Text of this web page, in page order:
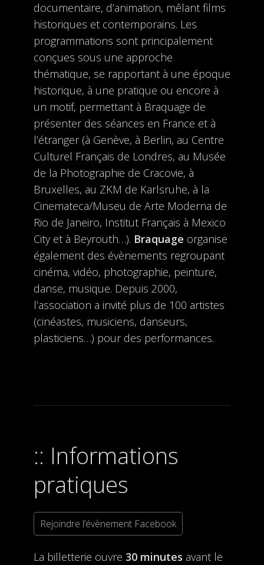
documentaire, d’animation, mêlant films
historiques et contemporains. Les
programmations sont principalement
conçues sous une approche
thématique, se rapportant à une époque
historique, à une pratique ou encore à
un motif, permettant à Braquage de
présenter des séances en France et à
l’étranger (à Genève, à Berlin, au Centre
Culturel Français de Londres, au Musée
de la Photographie de Cracovie, à
Bruxelles, au ZKM de Karlsruhe, à la
Cinemateca/Museu de Arte Moderna de
Rio de Janeiro, Institut Français à Mexico
City et à Beyrouth…). Braquage organise
également des évènements regroupant
cinéma, vidéo, photographie, peinture,
danse, musique. Depuis 2000,
l’association a invité plus de 100 artistes
(cinéastes, musiciens, danseurs,
plasticiens…) pour des performances.
Informations
pratiques
Rejoindre l’évènement Facebook
La billetterie ouvre 30 minutes avant le